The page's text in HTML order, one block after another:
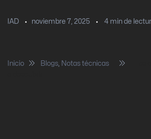
IAD noviembre 7, 2025 4 min de
Inicio Blogs Notas técnicas